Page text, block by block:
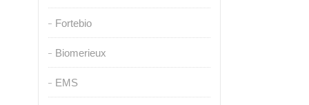
Fortebio
Biomerieux
EMS